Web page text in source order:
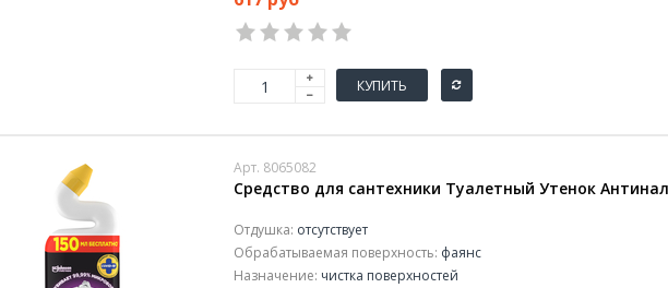
КУПИТЬ
Арт. 8065082
Средство для сантехники Туалетный Утенок
Отдушка: отсутствует
Обрабатываемая поверхность: фаянс
Назначение: чистка поверхностей